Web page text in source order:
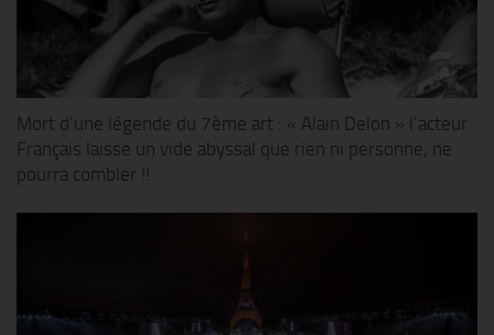
Mort d’une légende du 7ème art : « Alain Delon » l’acteur
Français laisse un vide abyssal que rien ni personne, ne
pourra combler !!